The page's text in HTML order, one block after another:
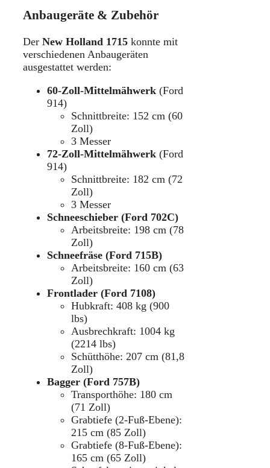
Anbaugeräte & Zubehör
Der New Holland 1715 konnte mit
verschiedenen Anbaugeräten
ausgestattet werden:
60-Zoll-Mittelmähwerk (Ford
914)
Schnittbreite: 152 cm (60
Zoll)
3 Messer
72-Zoll-Mittelmähwerk (Ford
914)
Schnittbreite: 182 cm (72
Zoll)
3 Messer
Schneeschieber (Ford 702C)
Arbeitsbreite: 198 cm (78
Zoll)
Schneefräse (Ford 715B)
Arbeitsbreite: 160 cm (63
Zoll)
Frontlader (Ford 7108)
Hubkraft: 408 kg (900
lbs)
Ausbrechkraft: 1004 kg
(2214 lbs)
Schütthöhe: 207 cm (81,8
Zoll)
Bagger (Ford 757B)
Transporthöhe: 180 cm
(71 Zoll)
Grabtiefe (2-Fuß-Ebene):
215 cm (85 Zoll)
Grabtiefe (8-Fuß-Ebene):
165 cm (65 Zoll)